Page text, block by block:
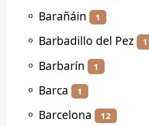
⚬ Barañáin 1
⚬ Barbadillo del Pez 1
⚬ Barbarín 1
⚬ Barca 1
⚬ Barcelona 12